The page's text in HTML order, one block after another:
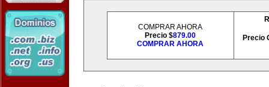
COMPRAR AHORA
Precio $879.00
COMPRAR AHORA
Precio